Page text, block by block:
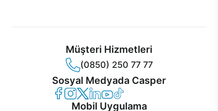
Müşteri Hizmetleri
(0850) 250 77 77
Sosyal Medyada Casper
Casper Facebook
Casper Instagram
Casper Twitter
Casper LinkedIn
Casper YouTube
Casper TikTok
Mobil Uygulama